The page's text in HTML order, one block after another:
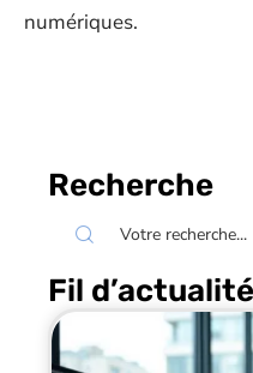
numériques.
Recherche
Fil d’actualité